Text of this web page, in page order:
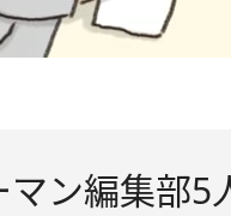
マン編集部5